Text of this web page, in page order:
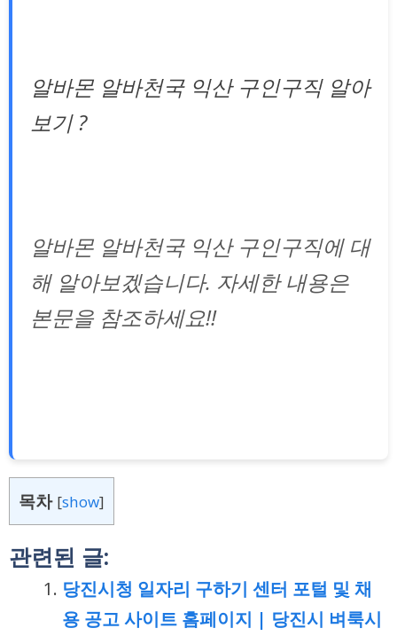
알바몬 알바천국 익산 구인구직 알아
보기 ?
알바몬 알바천국 익산 구인구직에 대
해 알아보겠습니다. 자세한 내용은
본문을 참조하세요!!
목차 [show]
관련된 글:
당진시청 일자리 구하기 센터 포털 및 채
용 공고 사이트 홈페이지 | 당진시 벼룩시